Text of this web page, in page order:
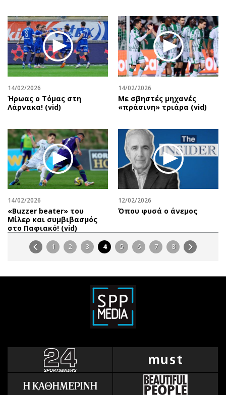
14/02/2026
Ήρωας ο Τόμας στη
Λάρνακα! (vid)
14/02/2026
Με σβηστές μηχανές
«πράσινη» τριάρα (vid)
14/02/2026
«Βuzzer beater» του
Μίλερ και συμβιβασμός
στο Παφιακό! (vid)
12/02/2026
Όπου φυσά ο άνεμος
1 2 3 4 5 6 7 8